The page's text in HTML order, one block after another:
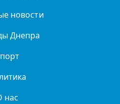
новости
Днепра
нас